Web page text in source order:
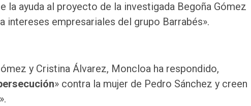
la ayuda al proyecto de la investigada Begoña Gómez
empresariales del grupo Barrabés».
y Cristina Álvarez, Moncloa ha respondido,
» contra la mujer de Pedro Sánchez y creen